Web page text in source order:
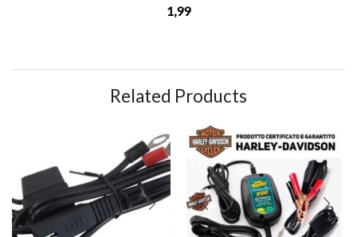
1,99
Related Products